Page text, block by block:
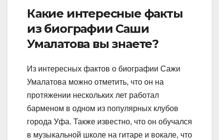
Какие интересные факты
из биографии Саши
Умалатова вы знаете?
Из интересных фактов о биографии Сажи
Умалатова можно отметить, что он на
протяжении нескольких лет работал
барменом в одном из популярных клубов
города Уфа. Также известно, что он обучался
в музыкальной школе на гитаре и вокале, что